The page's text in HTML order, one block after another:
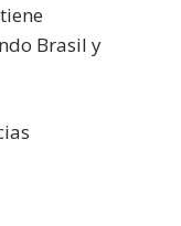
Brasil y